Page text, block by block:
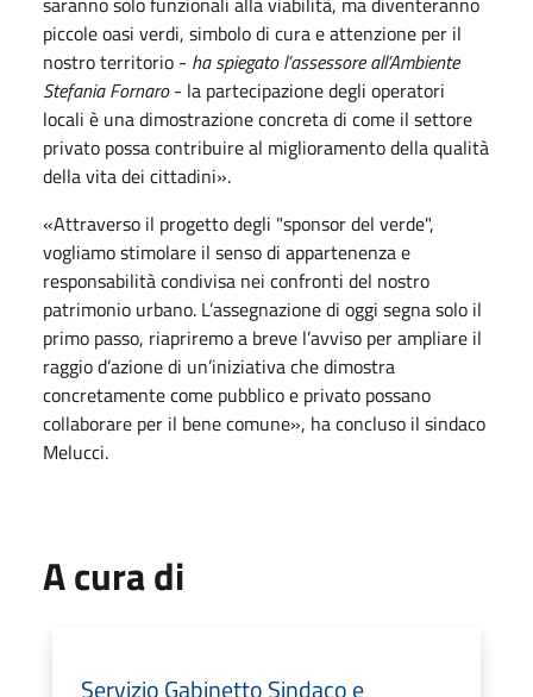
piccole oasi verdi, simbolo di cura e attenzione per il
nostro territorio - ha spiegato l’assessore all’Ambiente
Stefania Fornaro- la partecipazione degli operatori
locali è una dimostrazione concreta di come il settore
privato possa contribuire al miglioramento della qualità
della vita dei cittadini».
«Attraverso il progetto degli "sponsor del verde",
vogliamo stimolare il senso di appartenenza e
responsabilità condivisa nei confronti del nostro
patrimonio urbano. L’assegnazione di oggi segna solo il
primo passo, riapriremo a breve l’avviso per ampliare il
raggio d’azione di un’iniziativa che dimostra
concretamente come pubblico e privato possano
collaborare per il bene comune», ha concluso il sindaco
Melucci.
A cura di
Servizio Gabinetto Sindaco e